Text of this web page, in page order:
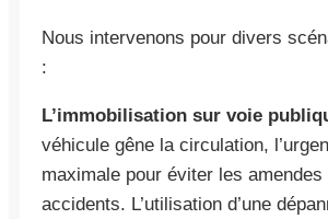
Nous intervenons pour divers
:
L’immobilisation sur voie
véhicule gêne la circulation,
maximale pour éviter les amendes
accidents. L’utilisation d’une